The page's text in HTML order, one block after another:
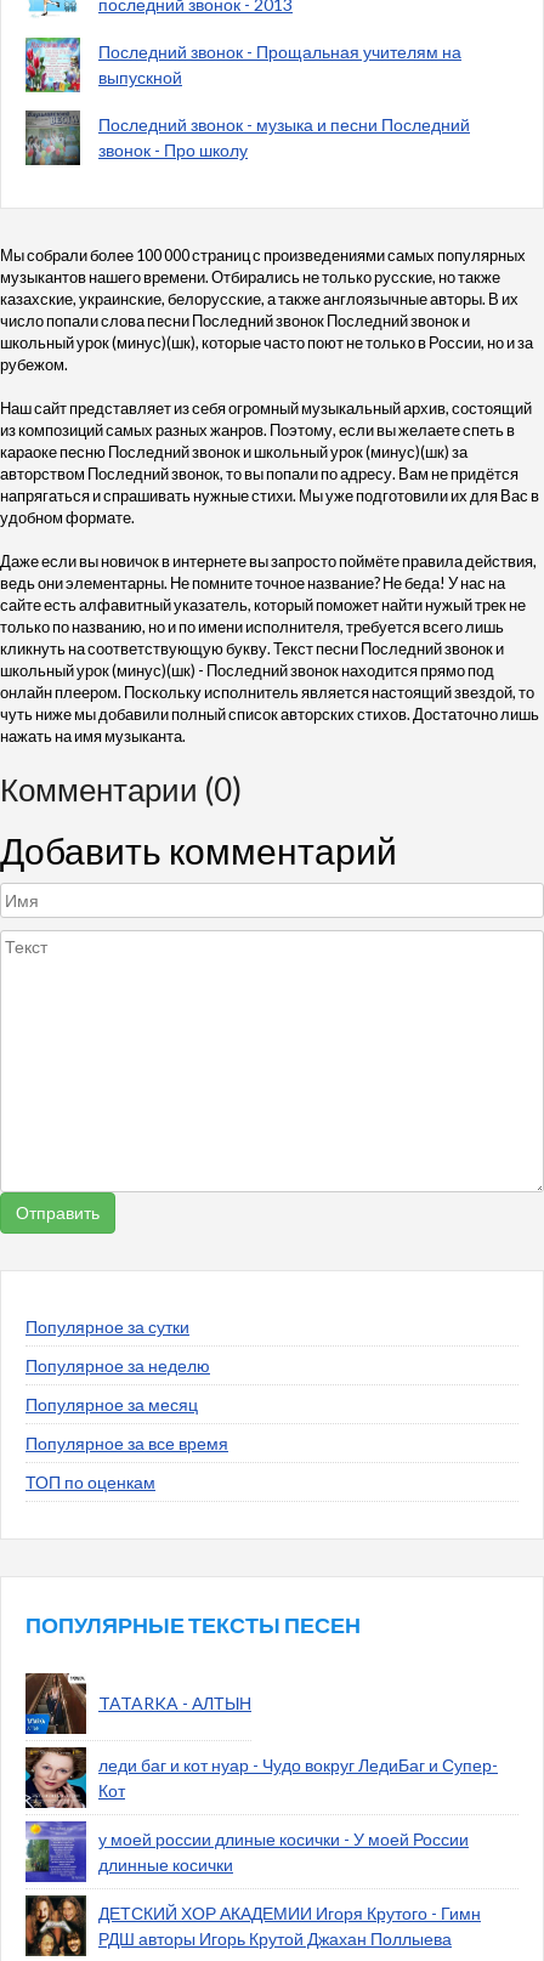
последний звонок - 2013
Последний звонок - Прощальная учителям на
выпускной
Последний звонок - музыка и песни Последний
звонок - Про школу
Мы собрали более 100 000 страниц с произведениями самых популярных
музыкантов нашего времени. Отбирались не только русские, но также
казахские, украинские, белорусские, а также англоязычные авторы. В их
число попали слова песни Последний звонок Последний звонок и
школьный урок (минус)(шк), которые часто поют не только в России, но и за
рубежом.
Наш сайт представляет из себя огромный музыкальный архив, состоящий
из композиций самых разных жанров. Поэтому, если вы желаете спеть в
караоке песню Последний звонок и школьный урок (минус)(шк) за
авторством Последний звонок, то вы попали по адресу. Вам не придётся
напрягаться и спрашивать нужные стихи. Мы уже подготовили их для Вас в
удобном формате.
Даже если вы новичок в интернете вы запросто поймёте правила действия,
ведь они элементарны. Не помните точное название? Не беда! У нас на
сайте есть алфавитный указатель, который поможет найти нужый трек не
только по названию, но и по имени исполнителя, требуется всего лишь
кликнуть на соответствующую букву. Текст песни Последний звонок и
школьный урок (минус)(шк) - Последний звонок находится прямо под
онлайн плеером. Поскольку исполнитель является настоящий звездой, то
чуть ниже мы добавили полный список авторских стихов. Достаточно лишь
нажать на имя музыканта.
Комментарии (0)
Добавить комментарий
Популярное за сутки
Популярное за неделю
Популярное за месяц
Популярное за все время
ТОП по оценкам
ПОПУЛЯРНЫЕ ТЕКСТЫ ПЕСЕН
TATARKA - АЛТЫН
леди баг и кот нуар - Чудо вокруг ЛедиБаг и Супер-
Кот
у моей россии длиные косички - У моей России
длинные косички
ДЕТСКИЙ ХОР АКАДЕМИИ Игоря Крутого - Гимн
РДШ авторы Игорь Крутой Джахан Поллыева